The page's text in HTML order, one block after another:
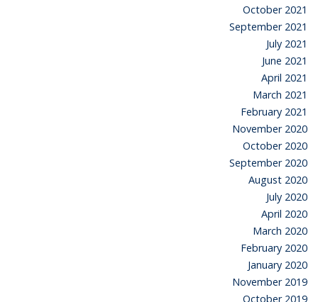
October 2021
September 2021
July 2021
June 2021
April 2021
March 2021
February 2021
November 2020
October 2020
September 2020
August 2020
July 2020
April 2020
March 2020
February 2020
January 2020
November 2019
October 2019